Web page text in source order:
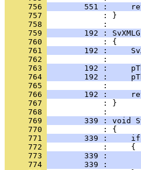
     756
551 :
     757
            : }
     758
     759
192 :
     760
     761
192 :
     762
     763
192 :
     764
192 :
     765
     766
192 :
     767
            : }
     768
     769
339 : void
     770
     771
339 :
     772
     773
339 :
     774
339 :